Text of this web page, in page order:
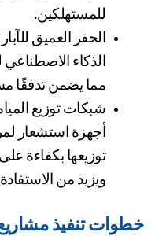
للمستهلكين.
مما يضمن تدفقًا
ويزيد من الاستفادة.
تنفيذ مشاريع